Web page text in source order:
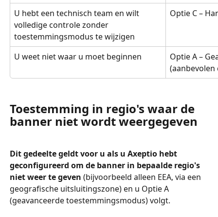
U hebt een technisch team en wilt
volledige controle zonder
toestemmingsmodus te wijzigen
Optie C –
U weet niet waar u moet beginnen
Optie A –
Toestemming in regio's waar de
banner niet wordt weergegeven
Dit gedeelte geldt voor u als u Axeptio hebt
geconfigureerd om de banner in bepaalde regio's
niet weer te geven (bijvoorbeeld alleen EEA, via een
geografische uitsluitingszone) en u Optie A
(geavanceerde toestemmingsmodus) volgt.